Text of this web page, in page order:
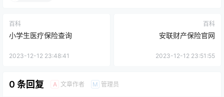
百科
小学生医疗保险查询
2023-12-12 23:48:41
百科
安联财产保险官网
2023-12-12 23:51:55
0 条回复 A 文章作者 M 管理员